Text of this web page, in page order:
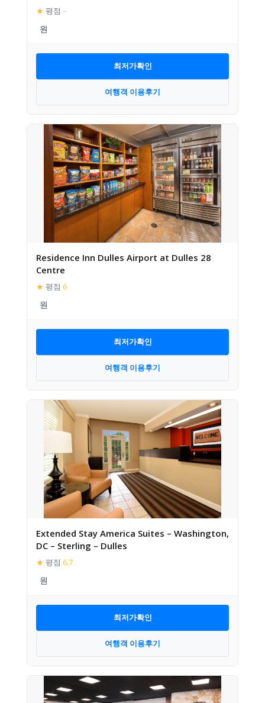
★ 평점 –
최저가확인
여행객 이용후기
Residence Inn Dulles Airport at Dulles 28
Centre
★ 평점 6
최저가확인
여행객 이용후기
Extended Stay America Suites – Washington,
DC – Sterling – Dulles
★ 평점 6.7
최저가확인
여행객 이용후기